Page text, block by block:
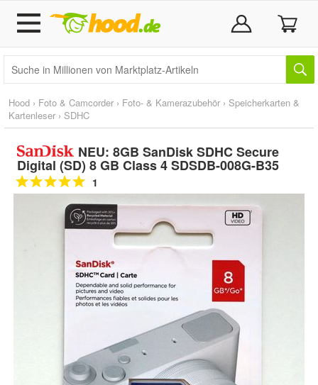
Hood › Foto & Camcorder › Foto- & Kamerazubehör › Speicherkarten &
Kartenleser › SDHC
NEU: 8GB SanDisk SDHC Secure
Digital (SD) 8 GB Class 4 SDSDB-008G-B35
1